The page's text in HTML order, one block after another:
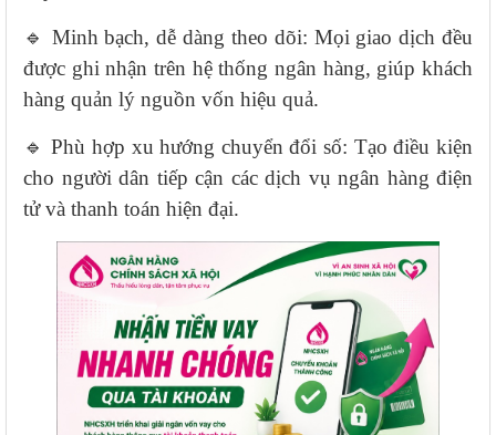
🔹 Minh bạch, dễ dàng theo dõi: Mọi giao dịch đều
được ghi nhận trên hệ thống ngân hàng, giúp khách
hàng quản lý nguồn vốn hiệu quả.
🔹 Phù hợp xu hướng chuyển đổi số: Tạo điều kiện
cho người dân tiếp cận các dịch vụ ngân hàng điện
tử và thanh toán hiện đại.